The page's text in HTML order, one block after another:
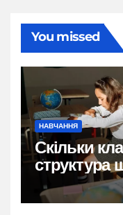
You missed
НАВЧАННЯ
Скільки
структура